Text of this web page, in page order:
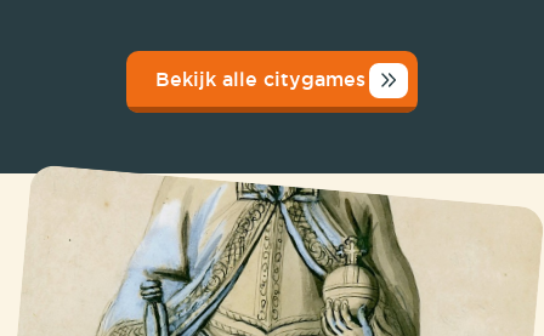
Bekijk alle citygames